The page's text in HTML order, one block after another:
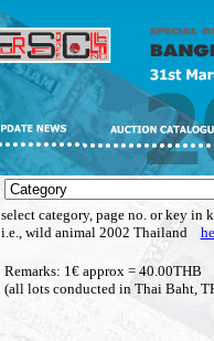
select category, page no. or key in
i.e., wild animal 2002 Thailand
Remarks: 1€ approx = 40.00THB
(all lots conducted in Thai Baht,